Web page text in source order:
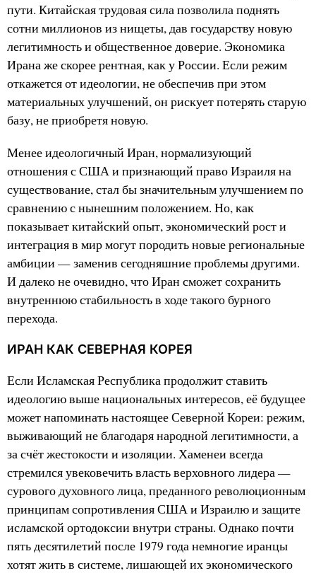
пути. Китайская трудовая сила позволила поднять
сотни миллионов из нищеты, дав государству новую
легитимность и общественное доверие. Экономика
Ирана же скорее рентная, как у России. Если режим
откажется от идеологии, не обеспечив при этом
материальных улучшений, он рискует потерять старую
базу, не приобретя новую.
Менее идеологичный Иран, нормализующий
отношения с США и признающий право Израиля на
существование, стал бы значительным улучшением по
сравнению с нынешним положением. Но, как
показывает китайский опыт, экономический рост и
интеграция в мир могут породить новые региональные
амбиции — заменив сегодняшние проблемы другими.
И далеко не очевидно, что Иран сможет сохранить
внутреннюю стабильность в ходе такого бурного
перехода.
ИРАН КАК СЕВЕРНАЯ КОРЕЯ
Если Исламская Республика продолжит ставить
идеологию выше национальных интересов, её будущее
может напоминать настоящее Северной Кореи: режим,
выживающий не благодаря народной легитимности, а
за счёт жестокости и изоляции. Хаменеи всегда
стремился увековечить власть верховного лидера —
сурового духовного лица, преданного революционным
принципам сопротивления США и Израилю и защите
исламской ортодоксии внутри страны. Однако почти
пять десятилетий после 1979 года немногие иранцы
хотят жить в системе, лишающей их экономического